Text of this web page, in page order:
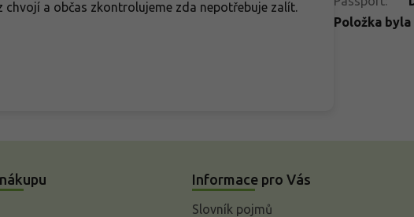
a občas zkontrolujeme zda nepotřebuje zalít.
Položka
Informace pro Vás
Slovník pojmů